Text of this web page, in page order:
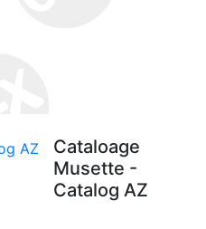
Cataloage
Musette -
Catalog AZ